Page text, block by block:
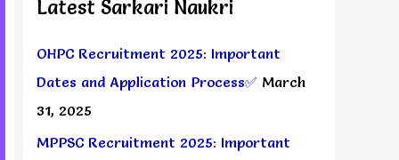
Latest Sarkari Naukri
OHPC Recruitment 2025: Important
Dates and Application Process✅ March
31, 2025
MPPSC Recruitment 2025: Important